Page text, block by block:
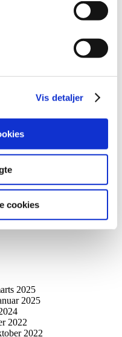
Vis detaljer
cookies
fra et givet år, som
simpelthen ikke vide sig
nu, vil være lige så
i livet, vi har andre behov
2025
2025
2022
2022